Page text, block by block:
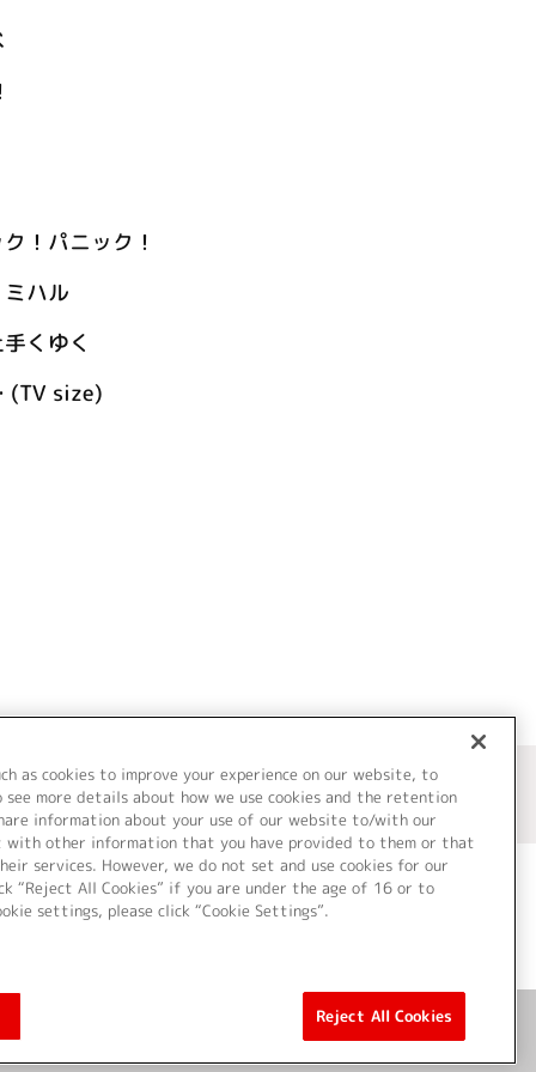
！パニック！
ハル
くゆく
(TV size)
て Cookie Settings
as cookies to improve your experience on our website, to
see more details about how we use cookies and the retention
information about your use of our website to/with our
with other information that you have provided to them or that
services. However, we do not set and use cookies for our
“Reject All Cookies” if you are under the age of 16 or to
settings, please click “Cookie Settings”.
Reject All Cookies